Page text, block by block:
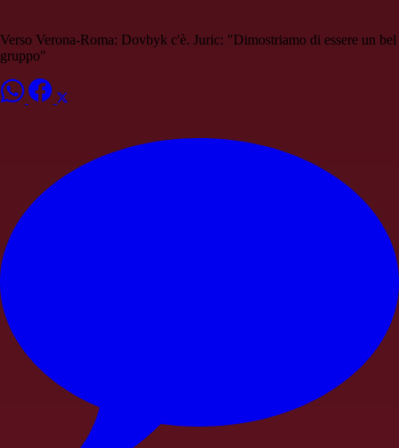
Verso Verona-Roma: Dovbyk c'è. Juric: "Dimostriamo di essere un bel
gruppo"